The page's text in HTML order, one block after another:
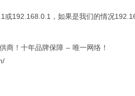
192.168.0.1，如果是我们的情况
商！十年品牌保障 – 唯一网络！